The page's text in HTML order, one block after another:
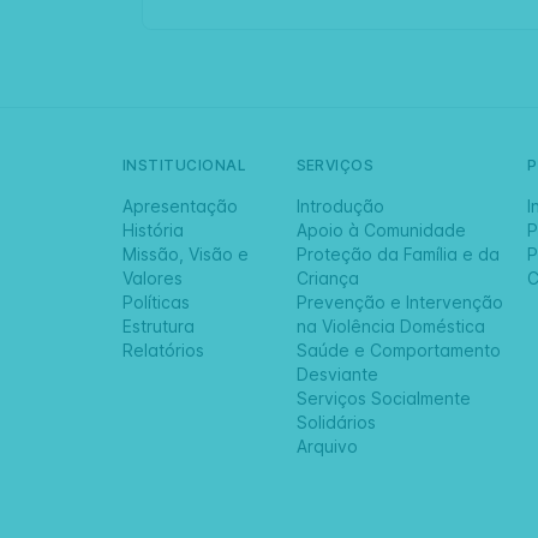
INSTITUCIONAL
Apresentação
História
Missão, Visão e
Valores
Políticas
Estrutura
Relatórios
SERVIÇOS
Introdução
Apoio à Comunidade
Proteção da Família e da
Criança
Prevenção e Intervenção
na Violência Doméstica
Saúde e Comportamento
Desviante
Serviços Socialmente
Solidários
Arquivo